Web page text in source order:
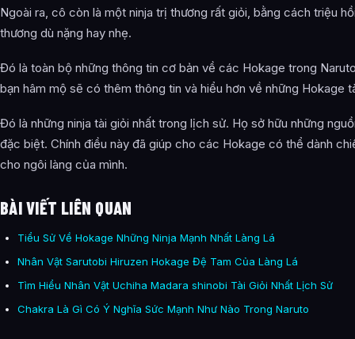
Ngoài ra, cô còn là một ninja trị thương rất giỏi, bằng cách triệu
thương dù nặng hay nhẹ.
Đó là toàn bộ những thông tin cơ bản về các Hokage trong
bạn hâm mộ sẽ có thêm thông tin và hiểu hơn về những Hokage
Đó là những ninja tài giỏi nhất trong lịch sử. Họ sở hữu những
đặc biệt. Chính điều này đã giúp cho các Hokage có thể dành
cho ngôi làng của mình.
BÀI VIẾT LIÊN QUAN
Tiểu Sử Về Hokage Những Ninja Mạnh Nhất Làng Lá
Nhân Vật Sarutobi Hiruzen Hokage Đệ Tam Của Làng Lá
Tìm Hiểu Nhân Vật Uchiha Madara shinobi Tài Giỏi Nhất Lịch Sử
Chakra Là Gì Có Ý Nghĩa Sức Mạnh Như Nào Trong Naruto